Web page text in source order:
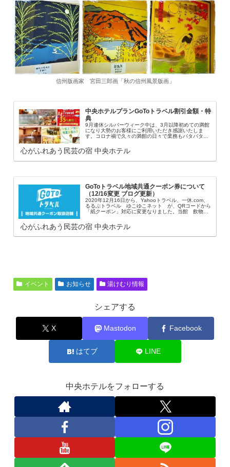
信州版画家 宮田三郎画「秋の信州風景版画」
中央ホテルプランGoToトラベル割引金額・特
典
9月連休シルバーウィーク中は、3月以降初めての満館
になり大勢のお客様にご利用いただき感謝いたしま
す。コロナ禍で久々の満館の日々で業務もバタバタで
のお客様の方々も感染予防対策を各自して頂いてお
り...
心がふれあう民芸の宿 中央ホテル
GoToトラベル地域共通クーポン券について
（12/16変更 ブログ更新）
2020年12月16日から、Yahooトラベル、一休.com、
るるぶトラベル ゆこゆこネット が、QRコードから
「紙クーポン」対応に変更なりました。当館 飲物
1/11の期間は、全...
心がふれあう民芸の宿 中央ホテル
イベント お知らせ 湯けむり情報
シェアする
X Mastodon Facebook
はてブ LINE
中央ホテルをフォローする